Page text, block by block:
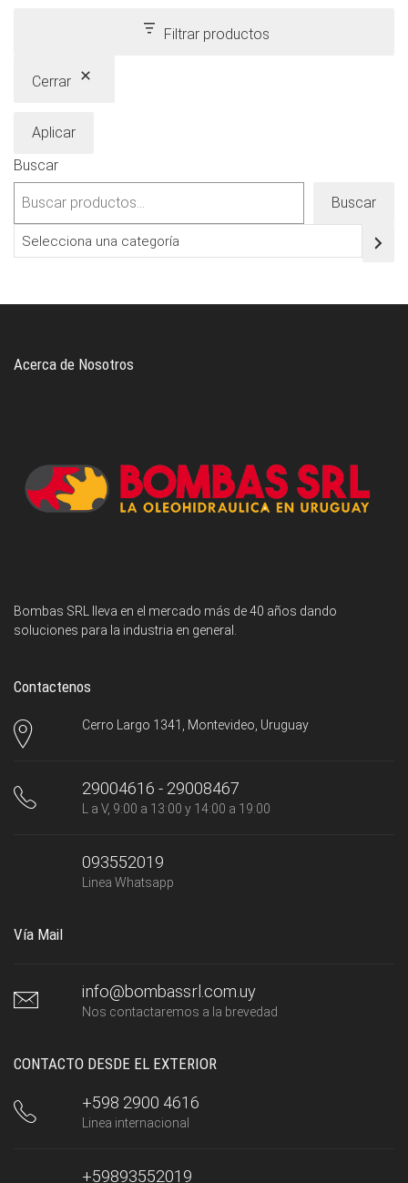
Filtrar productos
Cerrar
Aplicar
Buscar
Buscar
Selecciona
una
Acerca de Nosotros
Bombas SRL lleva en el mercado más de 40 años dando
soluciones para la industria en general.
Contactenos
Cerro Largo 1341, Montevideo, Uruguay
29004616 - 29008467
L a V, 9:00 a 13:00 y 14:00 a 19:00
093552019
Linea Whatsapp
Vía Mail
info@bombassrl.com.uy
Nos contactaremos a la brevedad
CONTACTO DESDE EL EXTERIOR
+598 2900 4616
Linea internacional
+59893552019